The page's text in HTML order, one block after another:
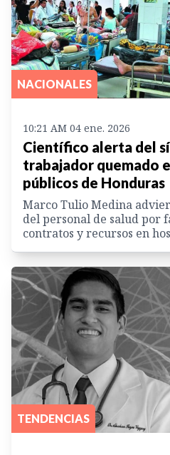
NACIONALES
10:21 AM 04 ene. 2026
Científico alerta del
trabajador quemado
públicos de Honduras
Marco Tulio Medina
del personal de salud por
contratos y recursos en
TENDENCIAS